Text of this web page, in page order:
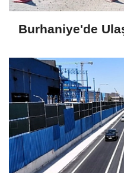
Burhaniye'de